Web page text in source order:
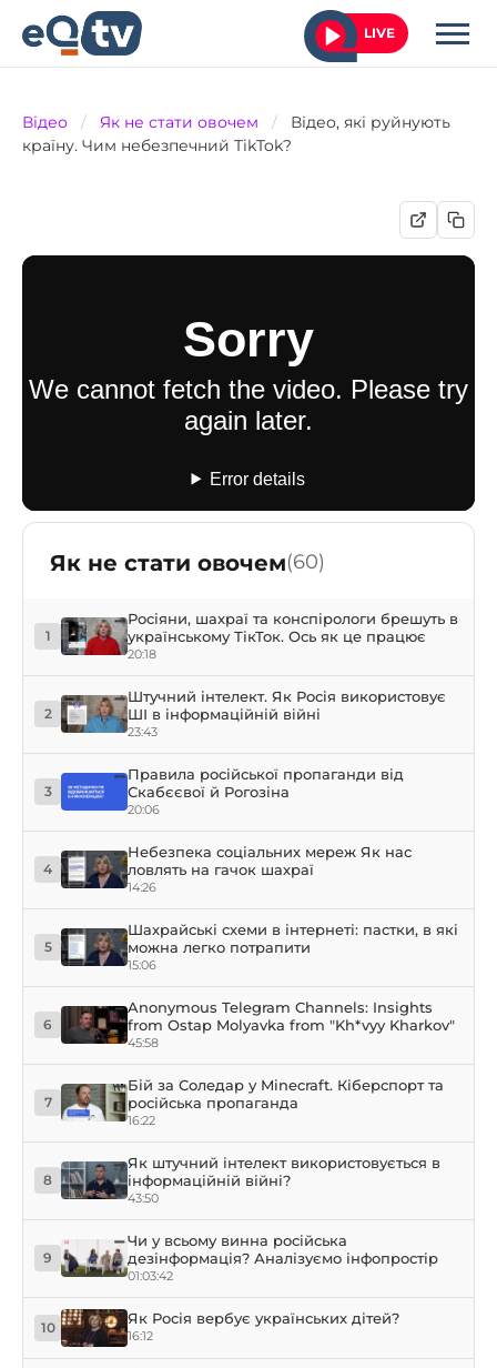
LIVE
Відео / Як не стати овочем /
Відео, які руйнують
країну. Чим небезпечний TikTok?
Як не стати овочем(60)
1
Росіяни, шахраї та конспірологи брешуть в
українському ТікТок. Ось як це працює
20:18
2
Штучний інтелект. Як Росія використовує
ШІ в інформаційній війні
23:43
3
Правила російської пропаганди від
Скабєєвої й Рогозіна
20:06
4
Небезпека соціальних мереж Як нас
ловлять на гачок шахраї
14:26
5
Шахрайські схеми в інтернеті: пастки, в які
можна легко потрапити
15:06
6
Anonymous Telegram Channels: Insights
from Ostap Molyavka from "Kh*vyy Kharkov"
45:58
7
Бій за Соледар у Minecraft. Кіберспорт та
російська пропаганда
16:22
8
Як штучний інтелект використовується в
інформаційній війні?
43:50
9
Чи у всьому винна російська
дезінформація? Аналізуємо інфопростір
01:03:42
10 Як Росія вербує українських дітей?
16:12